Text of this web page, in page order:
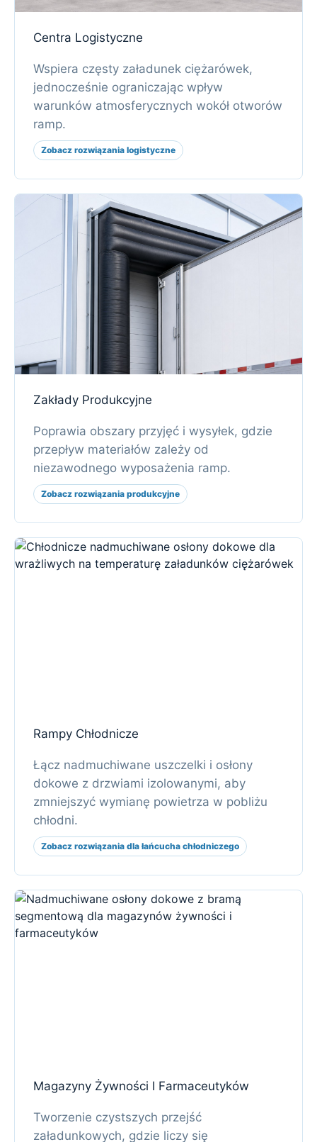
Centra Logistyczne
Wspiera częsty załadunek ciężarówek,
jednocześnie ograniczając wpływ
warunków atmosferycznych wokół otworów
ramp.
Zobacz rozwiązania logistyczne
Zakłady Produkcyjne
Poprawia obszary przyjęć i wysyłek, gdzie
przepływ materiałów zależy od
niezawodnego wyposażenia ramp.
Zobacz rozwiązania produkcyjne
Rampy Chłodnicze
Łącz nadmuchiwane uszczelki i osłony
dokowe z drzwiami izolowanymi, aby
zmniejszyć wymianę powietrza w pobliżu
chłodni.
Zobacz rozwiązania dla łańcucha chłodniczego
Magazyny Żywności I Farmaceutyków
Tworzenie czystszych przejść
załadunkowych, gdzie liczy się